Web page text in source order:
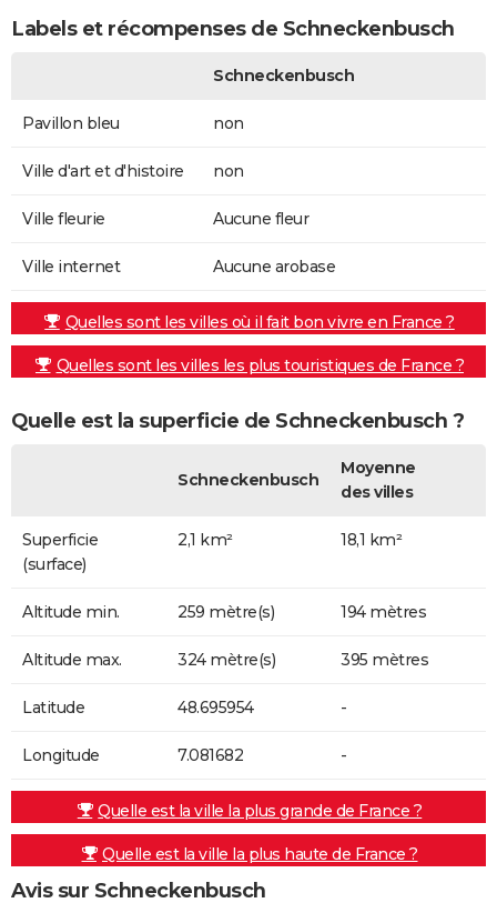
Labels et récompenses de Schneckenbusch
Schneckenbusch
Pavillon bleu non
Ville d'art et d'histoire non
Ville fleurie Aucune fleur
Ville internet Aucune arobase
Quelles sont les villes où il fait bon vivre en France ?
Quelles sont les villes les plus touristiques de France ?
Quelle est la superficie de Schneckenbusch ?
Schneckenbusch
Moyenne
des villes
Superficie
(surface)
2,1 km² 18,1 km²
Altitude min. 259 mètre(s) 194 mètres
Altitude max. 324 mètre(s) 395 mètres
Latitude 48.695954 -
Longitude 7.081682 -
Quelle est la ville la plus grande de France ?
Quelle est la ville la plus haute de France ?
Avis sur Schneckenbusch